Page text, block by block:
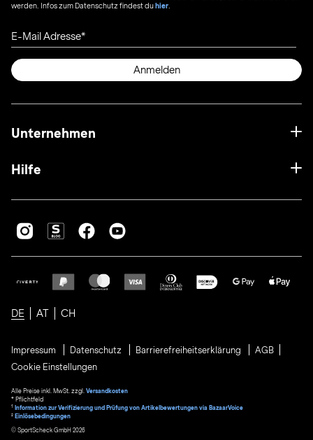
werden. Infos zum Datenschutz findest duhier
E-Mail Adresse
Anmelden
Unternehmen
Hilfe
DE AT CH
Impressum Datenschutz Barrierefreiheitserklärung
AGB
Cookie Einstellungen
Alle Preise inkl. MwSt. zzgl. Versandkosten
* Pflichtfeld
1
Information zur Verifizierung und Prüfung von Artikelbewertungen via BazaarVoice
² Einlösebedingungen
© SportScheck GmbH 2026